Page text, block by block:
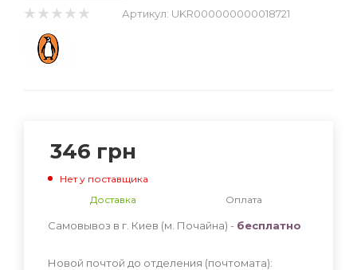
Артикул: UKR000000000018721
346 грн
Нет у поставщика
Доставка
Оплата
Самовывоз в г. Киев (м. Почайна) - бесплатно
Новой почтой до отделения (почтомата):